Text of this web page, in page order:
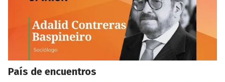
País de encuentros